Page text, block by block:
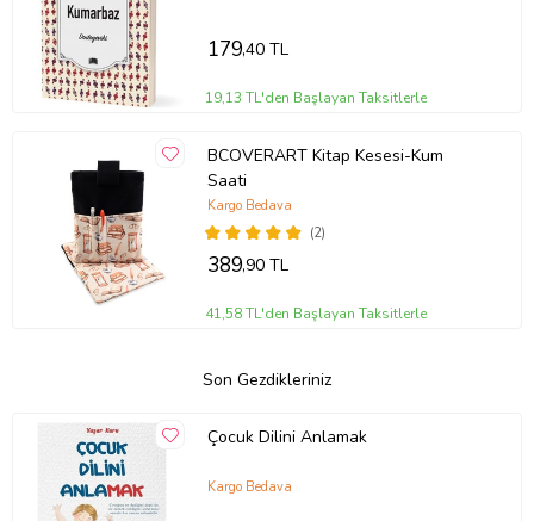
179,40 TL
19,13 TL'den Başlayan Taksitlerle
BCOVERART Kitap Kesesi-Kum
Saati
(2)
Kargo Bedava
389,90 TL
41,58 TL'den Başlayan Taksitlerle
Son Gezdikleriniz
Çocuk Dilini Anlamak
Kargo Bedava